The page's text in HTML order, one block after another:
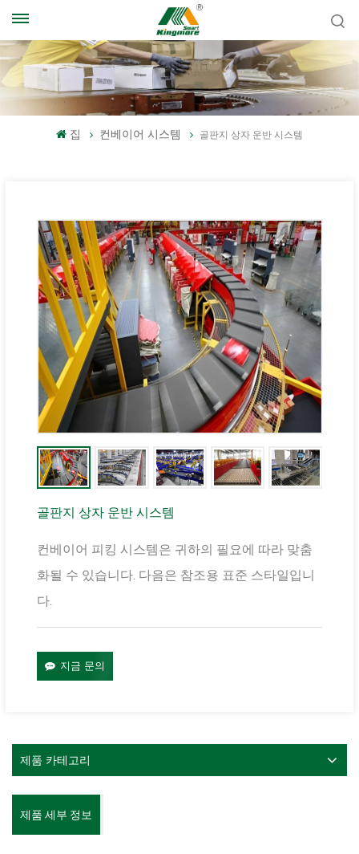
집 컨베이어 시스템 골판지 상자 운반 시스템
골판지 상자 운반 시스템
컨베이어 피킹 시스템은 귀하의 필요에 따라 맞춤
화될 수 있습니다. 다음은 참조용 표준 스타일입니
다.
지금 문의
제품 카테고리
제품 세부 정보